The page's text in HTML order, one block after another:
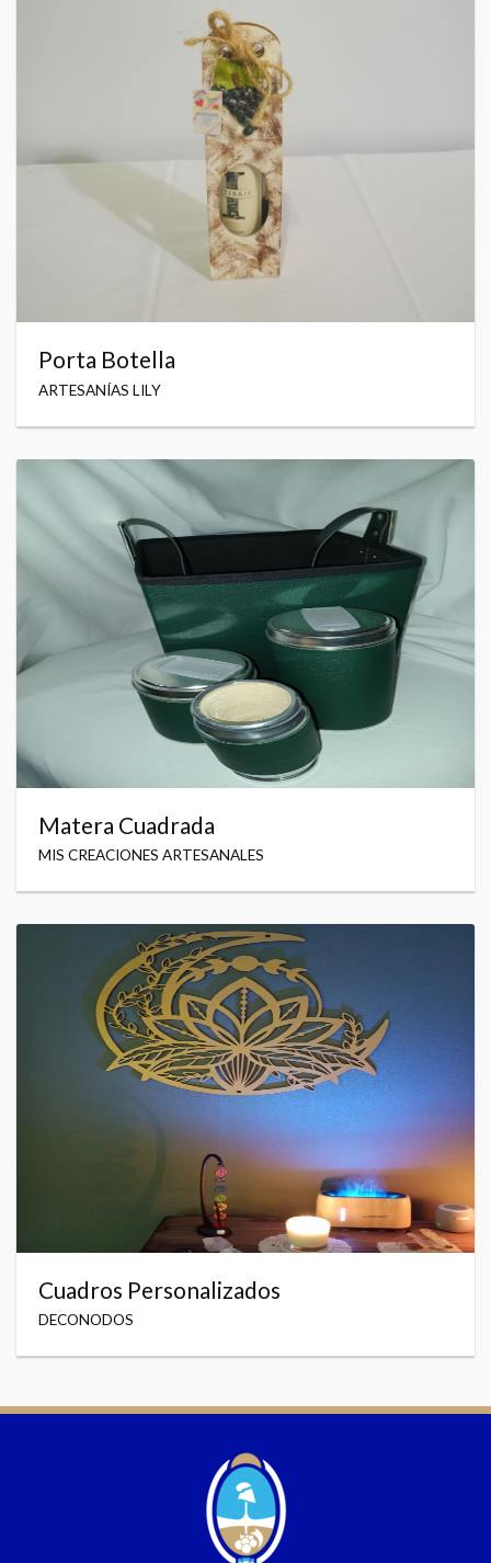
Porta Botella
ARTESANÍAS LILY
Matera Cuadrada
MIS CREACIONES ARTESANALES
Cuadros Personalizados
DECONODOS